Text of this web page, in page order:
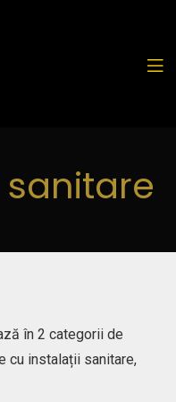
în 2 categorii de
cu instalații sanitare,